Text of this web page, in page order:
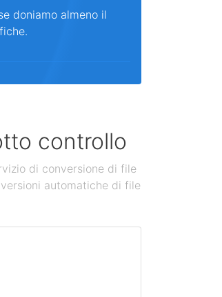
doniamo almeno il
controllo
di conversione di file
automatiche di file